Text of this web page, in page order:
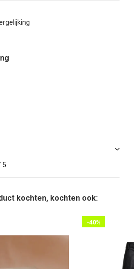
5
kochten, kochten ook:
-40%